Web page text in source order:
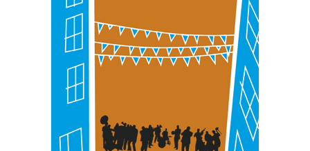
pertsonalizatuak eskaintzeko, iragarkiak eta edukia
neurtzeko, jendeari buruzko informazioa biltzeko eta
produktuak garatzeko. Zure datuak nork eta zertarako
erabiltzen dituen hauta dezakezu.
Bazkide batzuek ez dizute baimenik eskatzen, eta beren
interes komertzial legitimoetan babesten dira. Ikusi gure
bazkideen zerrenda, beren ustez zein helburutarako
duten interes legitimoa eta horren aurka nola egin